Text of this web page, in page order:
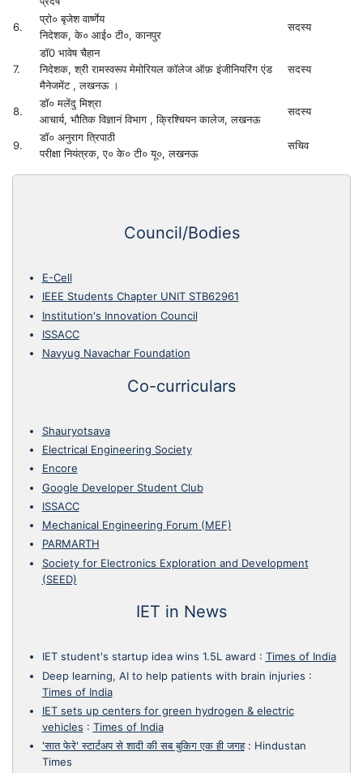
6.
प्रो० बृजेश वार्ष्णेय
निदेशक, के० आई० टी०, कानपुर
सदस्य
7.
डाॅ0 भावेष चैहान
निदेशक, श्री रामस्वरूप मेमोरियल कॉलेज ऑफ़ इंजीनियरिंग एंड
मैनेजमेंट , लखनऊ ।
सदस्य
8.
डॉ० मलेंदु मिश्रा
आचार्य, भौतिक विज्ञानं विभाग , क्रिश्चियन कालेज, लखनऊ
सदस्य
9.
डॉ० अनुराग त्रिपाठी
परीक्षा नियंत्रक, ए० के० टी० यू०, लखनऊ
सचिव
Council/Bodies
E-Cell
IEEE Students Chapter UNIT STB62961
Institution's Innovation Council
ISSACC
Navyug Navachar Foundation
Co-curriculars
Shauryotsava
Electrical Engineering Society
Encore
Google Developer Student Club
ISSACC
Mechanical Engineering Forum (MEF)
PARMARTH
Society for Electronics Exploration and Development
(SEED)
IET in News
IET student's startup idea wins 1.5L award : Times of India
Deep learning, AI to help patients with brain injuries :
Times of India
IET sets up centers for green hydrogen & electric
vehicles : Times of India
'सात फेरे' स्टार्टअप से शादी की सब बुकिग एक ही जगह: Hindustan
Times